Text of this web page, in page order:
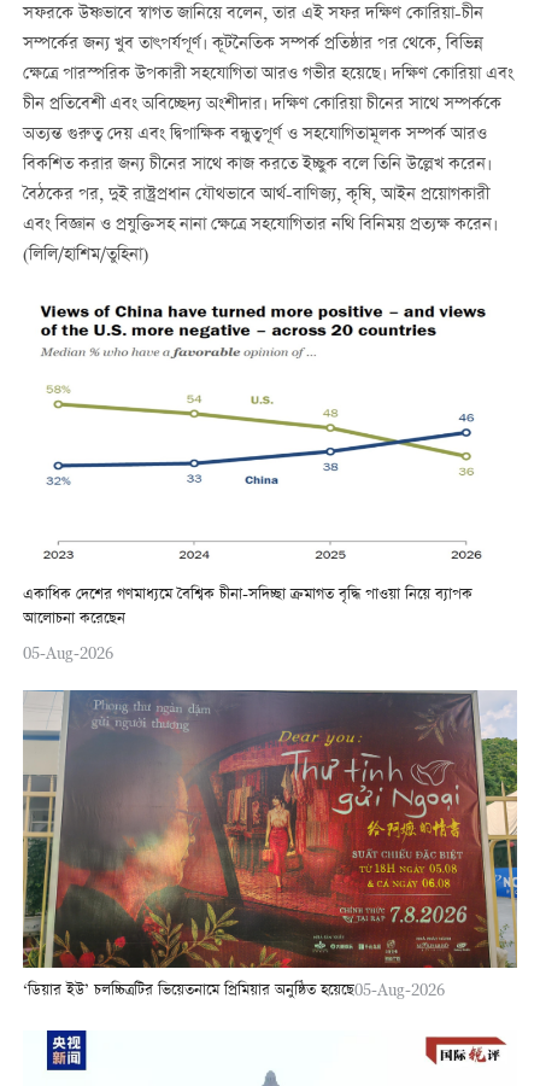
সফরকে উষ্ণভাবে স্বাগত জানিয়ে বলেন, তার এই সফর দক্ষিণ কোরিয়া-চীন
সম্পর্কের জন্য খুব তাৎপর্যপূর্ণ। কূটনৈতিক সম্পর্ক প্রতিষ্ঠার পর থেকে, বিভিন্ন
ক্ষেত্রে পারস্পরিক উপকারী সহযোগিতা আরও গভীর হয়েছে। দক্ষিণ কোরিয়া এবং
চীন প্রতিবেশী এবং অবিচ্ছেদ্য অংশীদার। দক্ষিণ কোরিয়া চীনের সাথে সম্পর্ককে
অত্যন্ত গুরুত্ব দেয় এবং দ্বিপাক্ষিক বন্ধুত্বপূর্ণ ও সহযোগিতামূলক সম্পর্ক আরও
বিকশিত করার জন্য চীনের সাথে কাজ করতে ইচ্ছুক বলে তিনি উল্লেখ করেন।
বৈঠকের পর, দুই রাষ্ট্রপ্রধান যৌথভাবে আর্থ-বাণিজ্য, কৃষি, আইন প্রয়োগকারী
এবং বিজ্ঞান ও প্রযুক্তিসহ নানা ক্ষেত্রে সহযোগিতার নথি বিনিময় প্রত্যক্ষ করেন।
(লিলি/হাশিম/তুহিনা)
একাধিক দেশের গণমাধ্যমে বৈশ্বিক চীনা-সদিচ্ছা ক্রমাগত বৃদ্ধি পাওয়া নিয়ে ব্যাপক
আলোচনা করেছেন
05-Aug-2026
‘ডিয়ার ইউ’ চলচ্চিত্রটির ভিয়েতনামে প্রিমিয়ার অনুষ্ঠিত হয়েছে05-Aug-2026